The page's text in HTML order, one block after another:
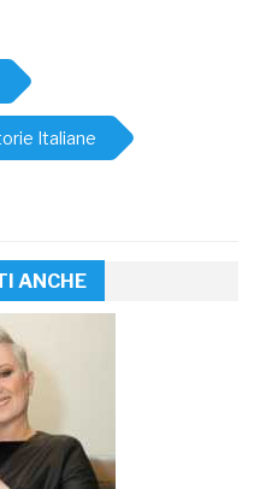
Italiane
ANCHE